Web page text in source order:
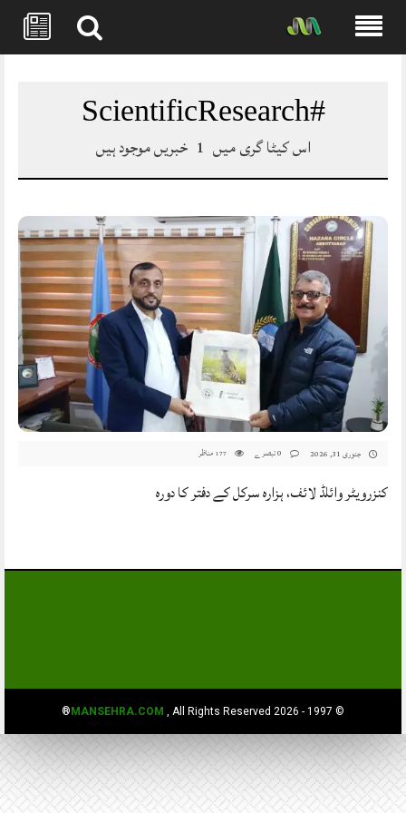
#ScientificResearch
اس کیٹا گری میں 1 خبریں موجود ہیں
جنوری 31, 2026 177 مناظر
کنزرویٹر وائلڈ لائف، ہزارہ سرکل کے دفتر کا دورہ
© 1997 - 2026
MANSEHRA.COM , All Rights Reserved®